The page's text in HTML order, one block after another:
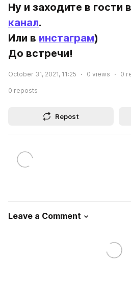
Ну и заходите в гости в
канал.
Или в инстаграм)
До встречи!
October 31, 2021, 11:25 0 views 0
0 reposts
Repost
Leave a Comment